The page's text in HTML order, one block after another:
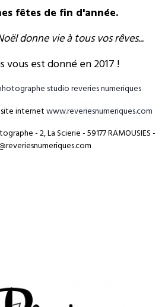
fêtes de fin d'année.
donne vie à tous vos rêves...
vous est donné en 2017 !
internetwww.reveriesnumeriques.com
- 2, La Scierie - 59177 RAMOUSIES -